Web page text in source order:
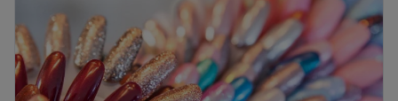
Τετάρτη
10:00–20:00
Πέμπτη
10:00–20:00
Παρασκευή
10:00–20:00
Σάββατο
Κλειστό
Κυριακή
Κλειστό